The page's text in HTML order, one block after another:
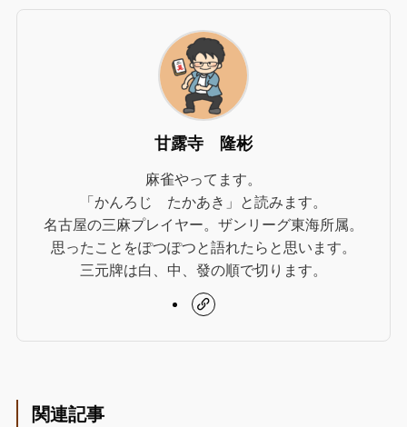
甘露寺 隆彬
麻雀やってます。
「かんろじ たかあき」と読みます。
名古屋の三麻プレイヤー。ザンリーグ東海所属。
思ったことをぽつぽつと語れたらと思います。
三元牌は白、中、發の順で切ります。
関連記事